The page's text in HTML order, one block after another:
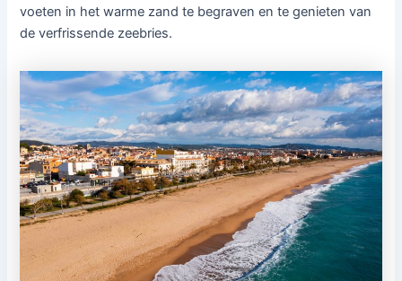
voeten in het warme zand te begraven en te genieten van
de verfrissende zeebries.